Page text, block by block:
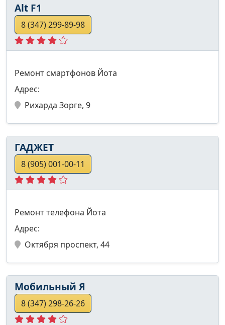
Alt F1
8 (347) 299-89-98
Ремонт смартфонов Йота
Адрес:
Рихарда Зорге, 9
ГАДЖЕТ
8 (905) 001-00-11
Ремонт телефона Йота
Адрес:
Октября проспект, 44
Мобильный Я
8 (347) 298-26-26